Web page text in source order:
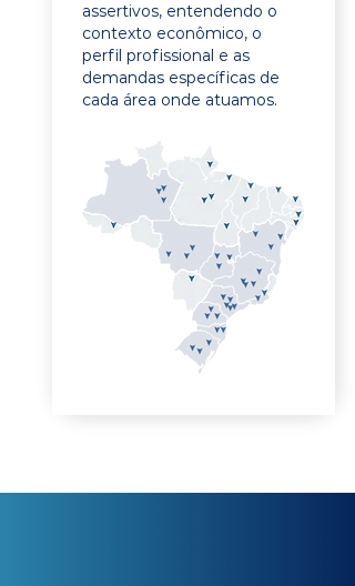
assertivos, entendendo o
contexto econômico, o
perfil profissional e as
demandas específicas de
cada área onde atuamos.